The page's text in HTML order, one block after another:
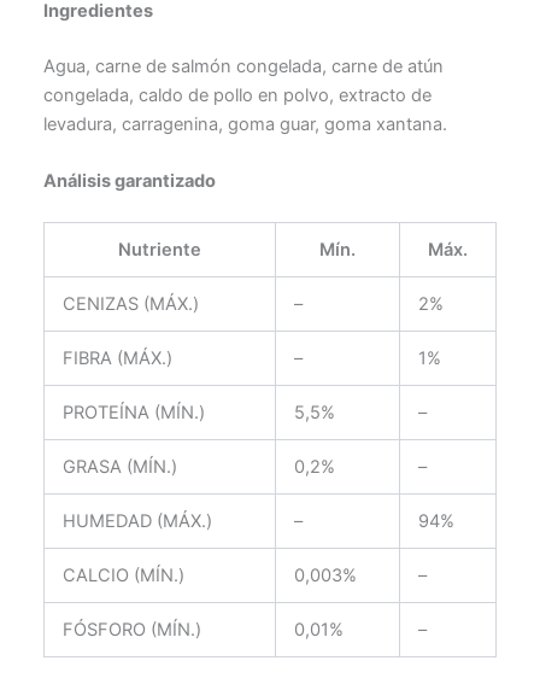
Ingredientes
Agua, carne de salmón congelada, carne de atún
congelada, caldo de pollo en polvo, extracto de
levadura, carragenina, goma guar, goma xantana.
Análisis garantizado
Nutriente Mín. Máx.
CENIZAS (MÁX.) – 2%
FIBRA (MÁX.) – 1%
PROTEÍNA (MÍN.) 5,5% –
GRASA (MÍN.) 0,2% –
HUMEDAD (MÁX.) – 94%
CALCIO (MÍN.) 0,003% –
FÓSFORO (MÍN.) 0,01% –